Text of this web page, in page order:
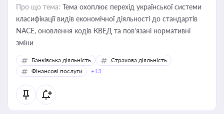
Про що тема: Тема охоплює перехід української системи
класифікації видів економічної діяльності до стандартів
NACE, оновлення кодів КВЕД та пов'язані нормативні
зміни
Банківська діяльність
Страхова діяльність
Фінансові послуги
+13